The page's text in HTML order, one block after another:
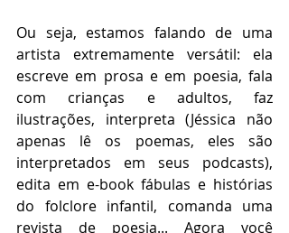
Ou seja, estamos falando de uma
artista extremamente versátil: ela
escreve em prosa e em poesia, fala
com crianças e adultos, faz
ilustrações, interpreta (Jéssica não
apenas lê os poemas, eles são
interpretados em seus podcasts),
edita em e-book fábulas e histórias
do folclore infantil, comanda uma
revista de poesia... Agora você